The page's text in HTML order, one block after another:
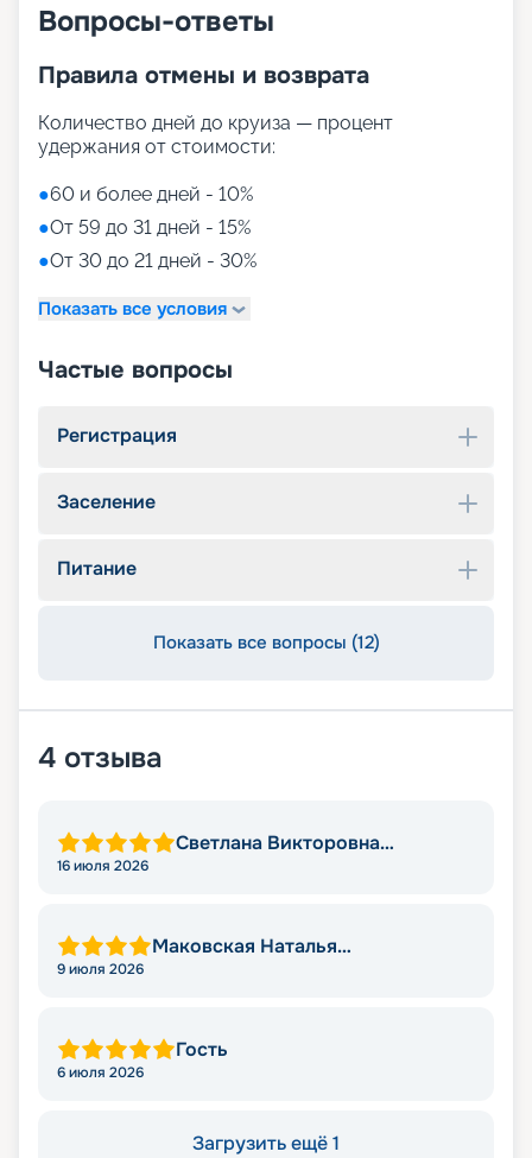
Вопросы-ответы
Правила отмены и возврата
Количество дней до круиза — процент
удержания от стоимости:
●60 и более дней - 10%
●От 59 до 31 дней - 15%
●От 30 до 21 дней - 30%
Показать все условия
Частые вопросы
Регистрация
Заселение
Питание
Показать все вопросы (12)
4 отзыва
Светлана Викторовна
16 июля 2026
Маковская Наталья
9 июля 2026
Гость
6 июля 2026
Загрузить ещё 1